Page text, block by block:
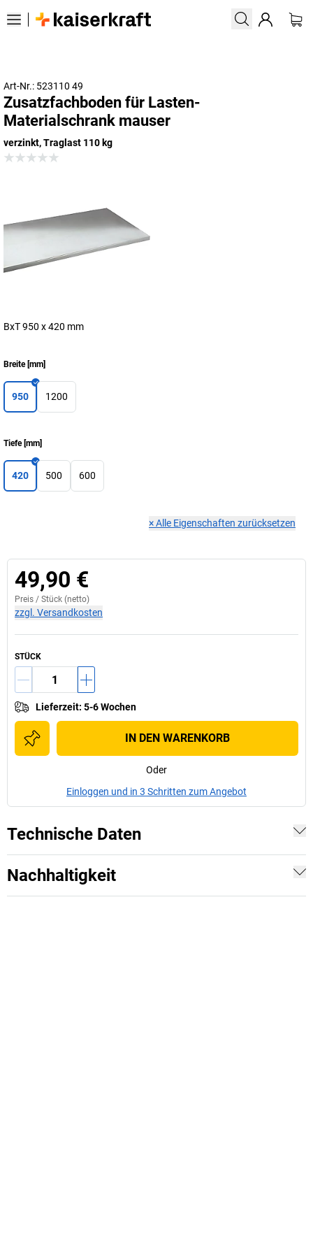
Art-Nr.: 523110 49
Zusatzfachboden für Lasten-
Materialschrank mauser
verzinkt, Traglast 110 kg
BxT 950 x 420 mm
Breite[mm]
950 1200
Tiefe[mm]
420 500 600
×Alle Eigenschaften zurücksetzen
49,90 €
Preis / Stück (netto)
zzgl. Versandkosten
STÜCK
Lieferzeit: 5-6 Wochen
IN DEN WARENKORB
Oder
Einloggen und in 3 Schritten zum Angebot
Technische Daten
Nachhaltigkeit